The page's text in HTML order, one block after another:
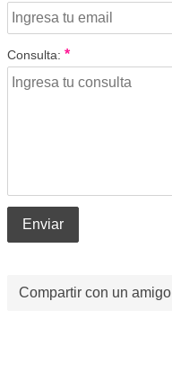
Consulta: *
Enviar
Compartir con un amigo